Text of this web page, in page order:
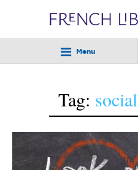
Menu
Tag: